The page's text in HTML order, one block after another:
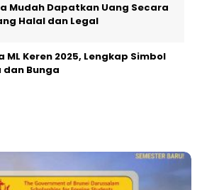
Mudah Dapatkan Uang Secara
Halal dan Legal
ML Keren 2025, Lengkap Simbol
dan Bunga